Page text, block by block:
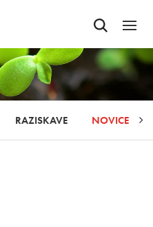
Odpri iskalnik
Odpri
RAZISKAVE NOVICE